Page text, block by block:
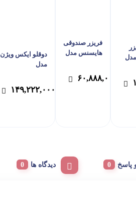
فریزر صندوقی
هایسنس مدل
پس کرایه
۶۰,۸۸۸,۰۰۰
دوقلو ایکس ویژن
مدل
۱۴۹,۲۲۲,۰۰۰
دیدگاه ها